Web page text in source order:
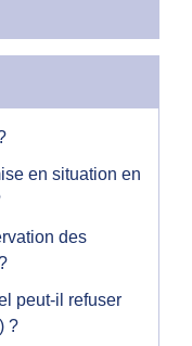
en situation en
des
peut-il refuser
?